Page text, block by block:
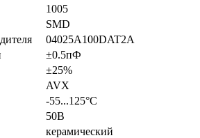
1005
SMD
04025A100DAT2A
±0.5пФ
±25%
AVX
-55...125°C
50В
керамический